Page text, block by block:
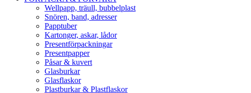
Wellpapp, träull, bubbelplast
Snören, band, adresser
Papptuber
Kartonger, askar, lådor
Presentförpackningar
Presentpapper
Påsar & kuvert
Glasburkar
Glasflaskor
Plastburkar & Plastflaskor